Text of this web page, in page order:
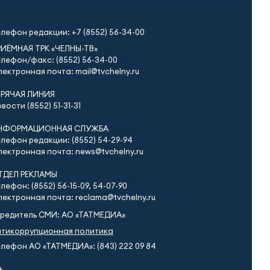
редакции: +7 (8552) 56-34-00
ТРК «ЧЕЛНЫ-ТВ»
факс: (8552) 56-34-00
почта: mail@tvchelny.ru
ЛИНИЯ
(8552) 51-31-31
СЛУЖБА
редакции: (8552) 54-29-94
почта: news@tvchelny.ru
РЕКЛАМЫ
(8552) 56-15-09, 54-07-90
почта: reclama@tvchelny.ru
СМИ: АО «ТАТМЕДИА»
политика
АО «ТАТМЕДИА»: (843) 222 09 84